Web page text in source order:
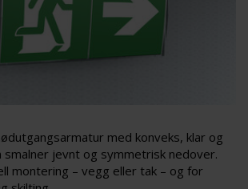
med konveks, klar og
smalner jevnt og symmetrisk nedover.
montering – vegg eller tak – og for